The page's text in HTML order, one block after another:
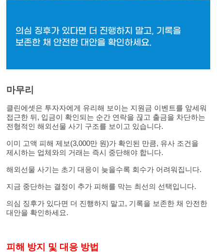
마무리
클린에셋은 투자자에게 유리해 보이는 지원금 이벤트를 앞세워
접근한 뒤, 입금이 확인되는 순간 연락을 끊고 출금을 차단하는
전형적인 해외선물 사기 구조를 보이고 있습니다.
이미 고액 피해 제보(3,000만 원)가 확인된 만큼, 유사 조건을
제시하는 업체와의 거래는 즉시 중단해야 합니다.
해외선물 사기는 초기 대응이 늦을수록 회수가 어려워집니다.
지금 중단하는 결정이 추가 피해를 막는 최선의 선택입니다.
의심 징후가 있다면 더 진행하지 말고, 기록을 보존한 채 안전한
대안을 확인하세요.
피해 방지 및 대응 방법